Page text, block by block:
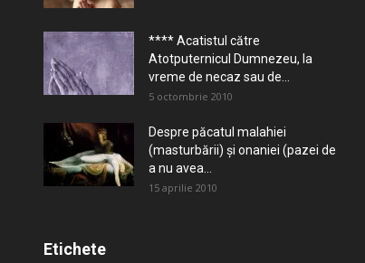
**** Acatistul către
Atotputernicul Dumnezeu, la
vreme de necaz sau de...
5 octombrie 2010
Despre păcatul malahiei
(masturbării) şi onaniei (pazei de
a nu avea...
15 aprilie 2010
Etichete